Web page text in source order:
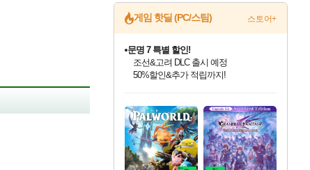
게임 핫딜 (PC/스팀) 스토어+
최대 90% 할인가를 만나보세요!
네이버혜택과 함께 만나보세요!
문명 7 특별 할인!
조선&고려 DLC 출시 예정
50%할인&추가 적립까지!
네이버 포인트 혜택까지!
이니&베니 혜택까지!
네이버 혜택가와 함께 예약하세요!
할인&네이버혜택으로 만나보세요!
네이버페이 혜택과 만나보세요!
40주년 프로모션으로 만나보세요!
할인가에 만나보세요!
일부 에디션 상시 할인!
혜택으로 예약 판매 중
편안하게 충전하세요